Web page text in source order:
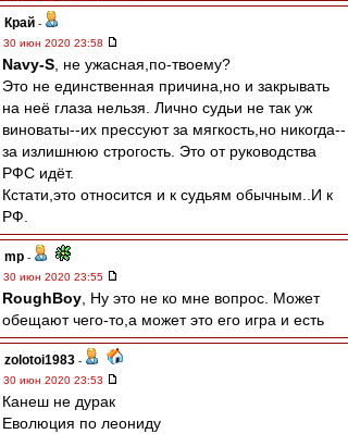
Край -
30 июн 2020 23:58
Navy-S , не ужасная,по-твоему?
Это не единственная причина,но и закрывать
на неё глаза нельзя. Лично судьи не так уж
виноваты--их прессуют за мягкость,но никогда--
за излишнюю строгость. Это от руководства
РФС идёт.
Кстати,это относится и к судьям обычным..И к
РФ.
mp -
30 июн 2020 23:55
RoughBoy , Ну это не ко мне вопрос. Может
обещают чего-то,а может это его игра и есть
zolotoi1983 -
30 июн 2020 23:53
Канеш не дурак
Еволюция по леониду